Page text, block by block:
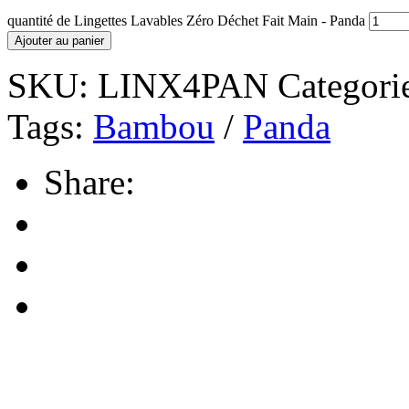
quantité de Lingettes Lavables Zéro Déchet Fait Main - Panda
Ajouter au panier
SKU: LINX4PAN
Tags: Bambou / Panda
Share: